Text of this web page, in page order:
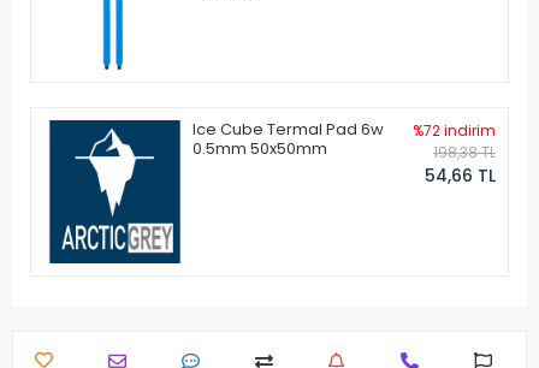
Ice Cube Termal Pad 6w
0.5mm 50x50mm
%72 indirim
198,38 TL
54,66 TL